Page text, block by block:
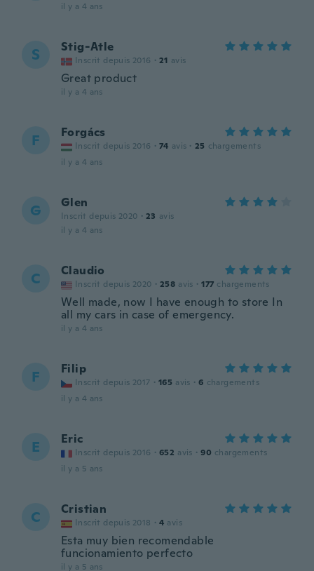
il y a 4 ans
S Stig-Atle
Inscrit depuis 2016 · 21 avis
Great product
il y a 4 ans
F Forgács
Inscrit depuis 2016 · 74 avis · 25 chargements
il y a 4 ans
G Glen
Inscrit depuis 2020 · 23 avis
il y a 4 ans
C Claudio
Inscrit depuis 2020 · 258 avis · 177 chargements
Well made, now I have enough to store In
all my cars in case of emergency.
il y a 4 ans
F Filip
Inscrit depuis 2017 · 165 avis · 6 chargements
il y a 4 ans
E Eric
Inscrit depuis 2016 · 652 avis · 90 chargements
il y a 5 ans
C Cristian
Inscrit depuis 2018 · 4 avis
Esta muy bien recomendable
funcionamiento perfecto
il y a 5 ans